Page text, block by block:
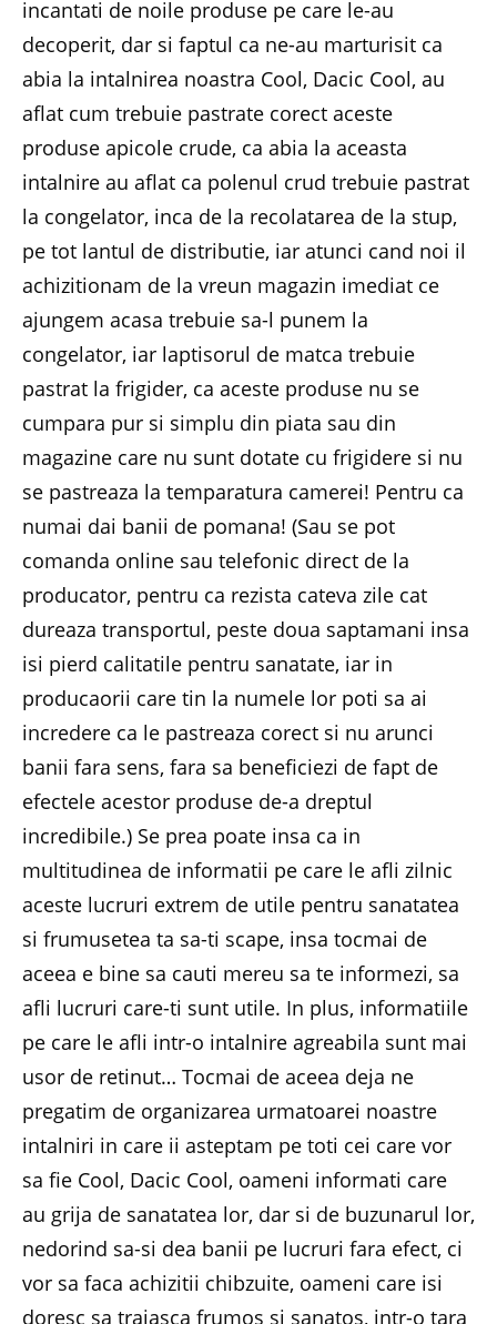
incantati de noile produse pe care le-au
decoperit, dar si faptul ca ne-au marturisit ca
abia la intalnirea noastra Cool, Dacic Cool, au
aflat cum trebuie pastrate corect aceste
produse apicole crude, ca abia la aceasta
intalnire au aflat ca polenul crud trebuie pastrat
la congelator, inca de la recolatarea de la stup,
pe tot lantul de distributie, iar atunci cand noi il
achizitionam de la vreun magazin imediat ce
ajungem acasa trebuie sa-l punem la
congelator, iar laptisorul de matca trebuie
pastrat la frigider, ca aceste produse nu se
cumpara pur si simplu din piata sau din
magazine care nu sunt dotate cu frigidere si nu
se pastreaza la temparatura camerei! Pentru ca
numai dai banii de pomana! (Sau se pot
comanda online sau telefonic direct de la
producator, pentru ca rezista cateva zile cat
dureaza transportul, peste doua saptamani insa
isi pierd calitatile pentru sanatate, iar in
producaorii care tin la numele lor poti sa ai
incredere ca le pastreaza corect si nu arunci
banii fara sens, fara sa beneficiezi de fapt de
efectele acestor produse de-a dreptul
incredibile.) Se prea poate insa ca in
multitudinea de informatii pe care le afli zilnic
aceste lucruri extrem de utile pentru sanatatea
si frumusetea ta sa-ti scape, insa tocmai de
aceea e bine sa cauti mereu sa te informezi, sa
afli lucruri care-ti sunt utile. In plus, informatiile
pe care le afli intr-o intalnire agreabila sunt mai
usor de retinut… Tocmai de aceea deja ne
pregatim de organizarea urmatoarei noastre
intalniri in care ii asteptam pe toti cei care vor
sa fie Cool, Dacic Cool, oameni informati care
au grija de sanatatea lor, dar si de buzunarul lor,
nedorind sa-si dea banii pe lucruri fara efect, ci
vor sa faca achizitii chibzuite, oameni care isi
doresc sa traiasca frumos si sanatos, intr-o tara